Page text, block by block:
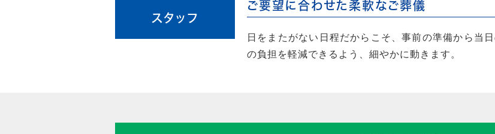
スタッフ
ご要望に合わせた柔軟なご葬儀
日をまたがない日程だからこそ、事前の準備から当
の負担を軽減できるよう、細やかに動きます。